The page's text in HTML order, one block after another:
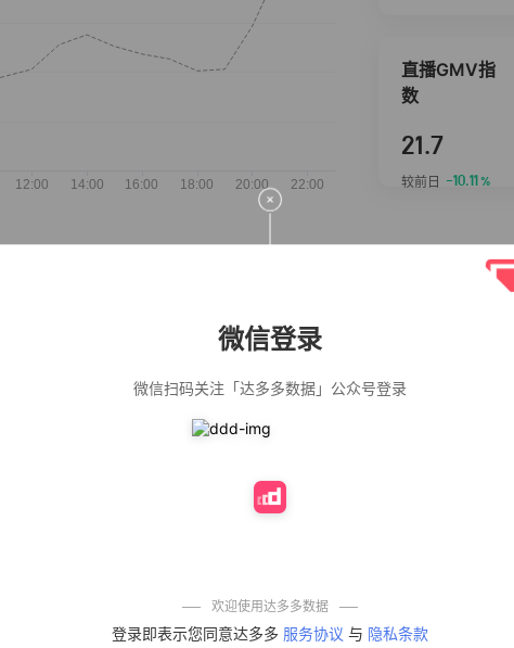
微信登录
微信扫码关注「达多多数据」公众号登录
欢迎使用达多多数据
登录即表示您同意达多多 服务协议 与 隐私条款
直播GMV指
数
21.7
较前日 -10.11 %
法式气质温柔风
女设计感小众秋
衣粉轻松搓洗去
污渍除菌除螨3倍
巧卡盒卡套
【试吃两包】松
茸红烧酱汁红烧
40%